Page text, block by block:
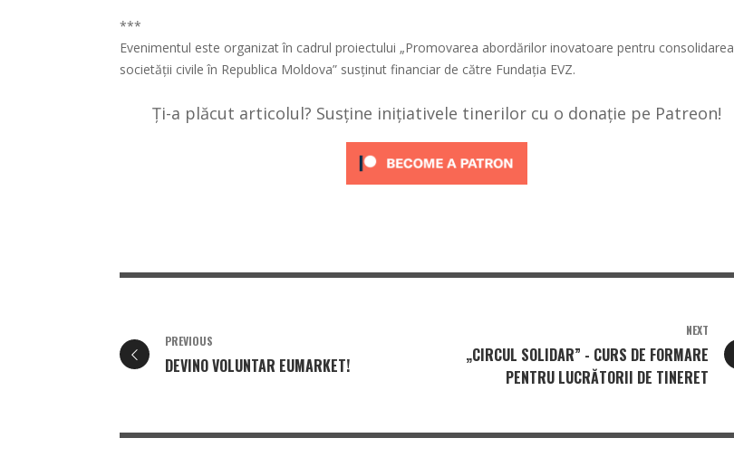
***
Evenimentul este organizat în cadrul proiectului „Promovarea abordărilor inovatoare pentru consolidarea
societății civile în Republica Moldova” susținut financiar de către Fundația EVZ.
Ți-a plăcut articolul? Susține inițiativele tinerilor cu o donație pe Patreon!
PREVIOUS
DEVINO VOLUNTAR EUMARKET!
NEXT
„CIRCUL SOLIDAR” - CURS DE FORMARE
PENTRU LUCRĂTORII DE TINERET